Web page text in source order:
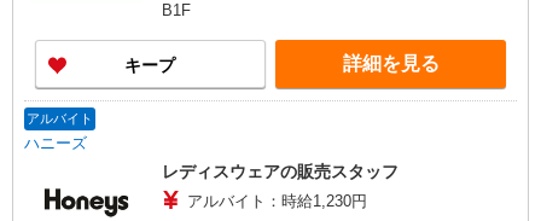
B1F
キープ 詳細を見る
アルバイト
ハニーズ
レディスウェアの販売スタッフ
アルバイト：時給1,230円